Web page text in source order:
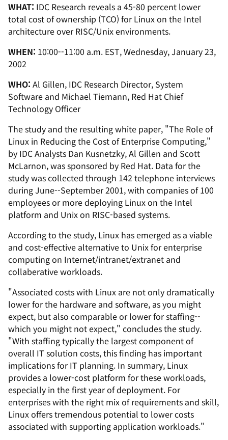
WHAT: IDC Research reveals a 45-80 percent lower
total cost of ownership (TCO) for Linux on the Intel
architecture over RISC/Unix environments.
WHEN: 10:00--11:00 a.m. EST, Wednesday, January 23,
2002
WHO: Al Gillen, IDC Research Director, System
Software and Michael Tiemann, Red Hat Chief
Technology Officer
The study and the resulting white paper, "The Role of
Linux in Reducing the Cost of Enterprise Computing,"
by IDC Analysts Dan Kusnetzky, Al Gillen and Scott
McLarnon, was sponsored by Red Hat. Data for the
study was collected through 142 telephone interviews
during June--September 2001, with companies of 100
employees or more deploying Linux on the Intel
platform and Unix on RISC-based systems.
According to the study, Linux has emerged as a viable
and cost-effective alternative to Unix for enterprise
computing on Internet/intranet/extranet and
collaberative workloads.
"Associated costs with Linux are not only dramatically
lower for the hardware and software, as you might
expect, but also comparable or lower for staffing--
which you might not expect," concludes the study.
"With staffing typically the largest component of
overall IT solution costs, this finding has important
implications for IT planning. In summary, Linux
provides a lower-cost platform for these workloads,
especially in the first year of deployment. For
enterprises with the right mix of requirements and skill,
Linux offers tremendous potential to lower costs
associated with supporting application workloads."